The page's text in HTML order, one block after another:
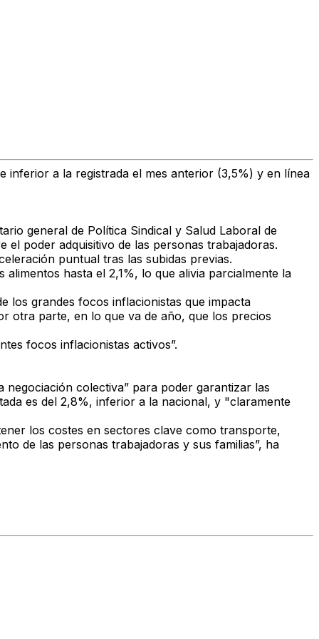
inferior a la registrada el mes anterior (3,5%) y en línea
general de Política Sindical y Salud Laboral de
el poder adquisitivo de las personas trabajadoras.
puntual tras las subidas previas.
alimentos hasta el 2,1%, lo que alivia parcialmente la
los grandes focos inflacionistas que impacta
otra parte, en lo que va de año, que los precios
focos inflacionistas activos”.
colectiva” para poder garantizar las
es del 2,8%, inferior a la nacional, y "claramente
los costes en sectores clave como transporte,
de las personas trabajadoras y sus familias”, ha